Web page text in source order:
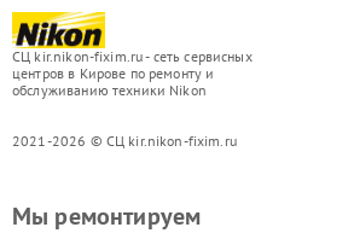
СЦ kir.nikon-fixim.ru - сеть сервисных
центров в Кирове по ремонту и
обслуживанию техники Nikon
2021-2026 © СЦ kir.nikon-fixim.ru
Мы ремонтируем